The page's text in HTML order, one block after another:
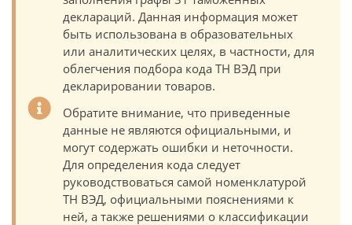
деклараций. Данная информация может
быть использована в образовательных
или аналитических целях, в частности, для
облегчения подбора кода ТН ВЭД при
декларировании товаров.
Обратите внимание, что приведенные
данные не являются официальными, и
могут содержать ошибки и неточности.
Для определения кода следует
руководствоваться самой номенклатурой
ТН ВЭД, официальными пояснениями к
ней, а также решениями о классификации